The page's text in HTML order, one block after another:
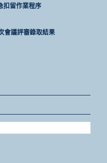
扣留作業程序
會議評審錄取結果